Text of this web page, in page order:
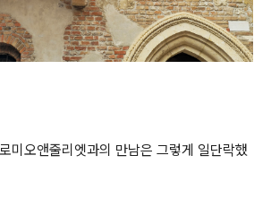
미오앤줄리엣과의 만남은 그렇게 일단락했